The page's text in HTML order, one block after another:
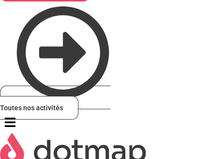
Toutes nos activités